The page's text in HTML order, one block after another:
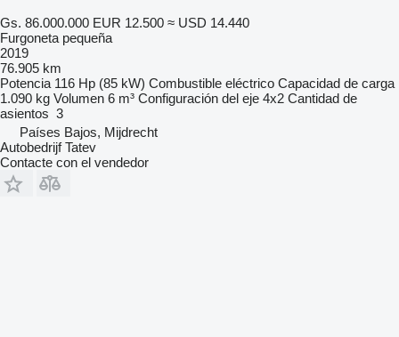
Gs. 86.000.000 EUR 12.500 ≈ USD 14.440
Furgoneta pequeña
2019
76.905 km
Potencia 116 Hp (85 kW) Combustible eléctrico Capacidad de carga
1.090 kg Volumen 6 m³ Configuración del eje 4x2 Cantidad de
asientos 3
Países Bajos, Mijdrecht
Autobedrijf Tatev
Contacte con el vendedor